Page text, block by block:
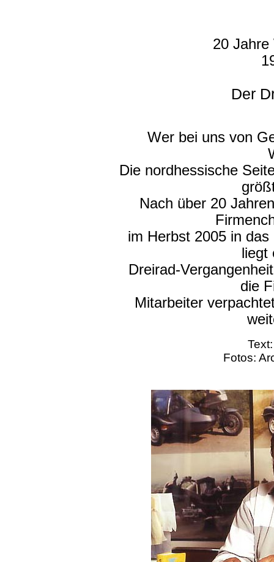
20 Jahre
Der
Wer bei uns von
Die nordhessische
Nach über 20
im Herbst 2005 in
liegt
Dreirad-
die
Mitarbeiter
Fotos: